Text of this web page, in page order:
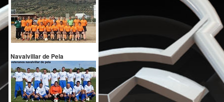
Navalvillar de Pela